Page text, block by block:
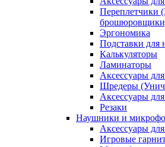
Переплетчики
Эргономика
Подставки для
Калькуляторы
Ламинаторы
Аксессуары для
Шредеры
Аксессуары
Резаки
Наушники и
Аксессуары
Игровые